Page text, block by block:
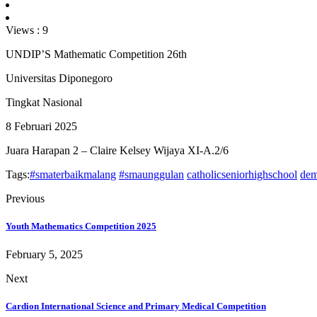
Views : 9
UNDIP’S Mathematic Competition 26th
Universitas Diponegoro
Tingkat Nasional
8 Februari 2025
Juara Harapan 2 – Claire Kelsey Wijaya XI-A.2/6
Tags:#smaterbaikmalang #smaunggulan catholicseniorhighschool
Previous
Youth Mathematics Competition 2025
February 5, 2025
Next
Cardion International Science and Primary Medical Competition